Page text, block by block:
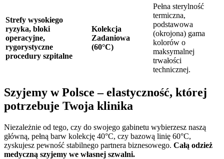
Strefy wysokiego
ryzyka, bloki
operacyjne,
rygorystyczne
procedury szpitalne
Kolekcja
Zadaniowa
(60°C)
Pełna sterylność
termiczna,
podstawowa
(okrojona) gama
kolorów o
maksymalnej
trwałości
technicznej.
Szyjemy w Polsce – elastyczność, której
potrzebuje Twoja klinika
Niezależnie od tego, czy do swojego gabinetu wybierzesz naszą
główną, pełną barw kolekcję 40°C, czy bazową linię 60°C,
zyskujesz pewność stabilnego partnera biznesowego. Całą odzież
medyczną szyjemy we własnej szwalni.